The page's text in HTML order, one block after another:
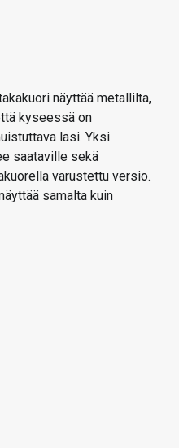
näyttää metallilta,
kyseessä on
lasi. Yksi
saataville sekä
varustettu versio.
samalta kuin